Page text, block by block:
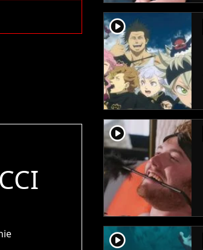
player2
player2
player2